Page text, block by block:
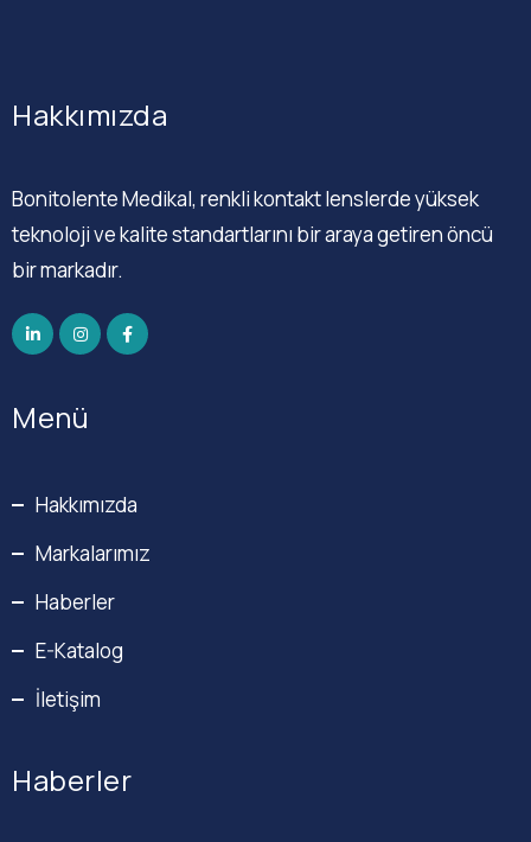
Hakkımızda
Bonitolente Medikal, renkli kontakt lenslerde yüksek
teknoloji ve kalite standartlarını bir araya getiren öncü
bir markadır.
Menü
Hakkımızda
Markalarımız
Haberler
E-Katalog
İletişim
Haberler